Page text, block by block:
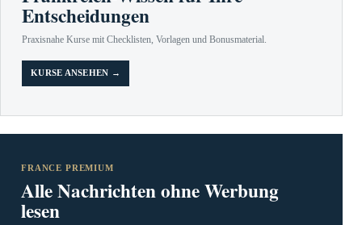
Entscheidungen
Praxisnahe Kurse mit Checklisten, Vorlagen und Bonusmaterial.
KURSE ANSEHEN →
FRANCE PREMIUM
Alle Nachrichten ohne Werbung
lesen